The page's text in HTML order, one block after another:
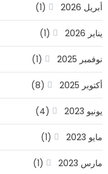
أبريل 2026 (1)
يناير 2026 (1)
نوفمبر 2025 (1)
أكتوبر 2025 (8)
يونيو 2023 (4)
مايو 2023 (1)
مارس 2023 (1)